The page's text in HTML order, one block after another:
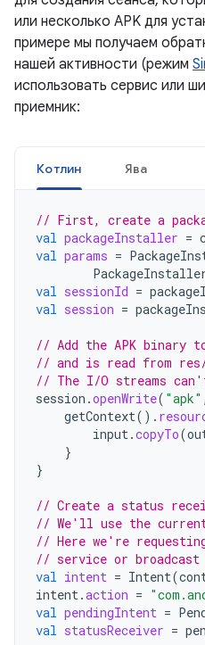
или несколько APK для
примере мы получаем
нашей активности (режим
использовать сервис или
приемник:
Котлин Ява
// First, create a
val packageInstaller =
val params =
val sessionId =
val session =
// Add the APK binary
// and is read from
// The I/O streams
session .openWrite( "apk" ,
getContext().
input.copyTo(
}
}
// Create a status
// We'll use the
// Here we're
// service or broadcast
val intent = Intent(
intent.action =
val pendingIntent =
val statusReceiver =